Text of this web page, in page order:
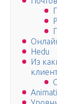
Hedu
Из